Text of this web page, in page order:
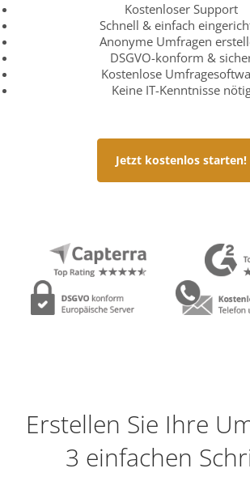
Kostenloser Support
Schnell & einfach
Anonyme Umfragen
DSGVO-konform &
Kostenlose
Keine IT-Kenntnisse
Jetzt kostenlos starten!
Erstellen Sie Ihre
3 einfachen